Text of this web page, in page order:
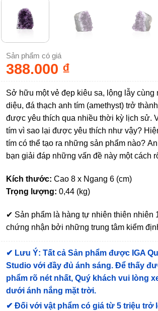
Sản phẩm có giá
388.000 ₫
Sở hữu một vẻ đẹp kiêu sa, lộng lẫy cùng
diệu, đá thạch anh tím (amethyst) trở
được yêu thích qua nhiều thời kỳ lịch sử.
tím vì sao lại được yêu thích như vậy?
tím có thể tạo ra những sản phẩm nào?
bạn giải đáp những vấn đề này một cách
Kích thước: Cao 8 x Ngang 6 (cm)
Trọng lượng: 0,44 (kg)
✔ Sản phẩm là hàng tự nhiên thiên nhiên
chứng nhận bởi những trung tâm kiểm
✔ Lưu Ý: Tất cả Sản phẩm được IGA
Studio với đầy đủ ánh sáng. Để thấy
phẩm rõ nét nhất, Quý khách vui lòng
dưới ánh nắng mặt trời.
✔ Đối với vật phẩm có giá từ 5 triệu trở